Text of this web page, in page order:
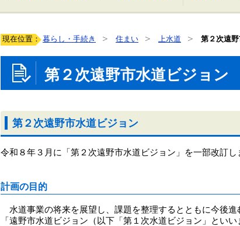
現在位置： 暮らし・手続き 住まい 上水道
第２次遠
第２次遠野市水道ビジョン
第２次遠野市水道ビジョン
令和８年３月に「第２次遠野市水道ビジョン」を一部改訂し
計画の目的
水道事業の将来を展望し、課題を整理するとともに今後進
「遠野市水道ビジョン（以下「第１次水道ビジョン」とい